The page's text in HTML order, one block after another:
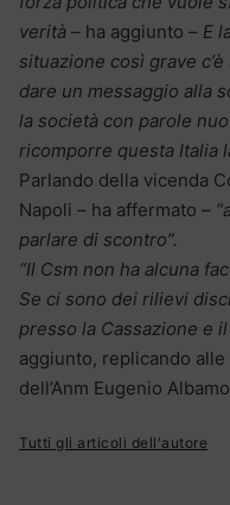
verità – ha aggiunto – E
situazione così grave
dare un messaggio alla
la società con parole
ricomporre questa Italia
Parlando della vicenda
Napoli – ha affermato –
parlare di scontro”.
“Il Csm non ha alcuna
Se ci sono dei rilievi
presso la Cassazione e
aggiunto, replicando
dell’Anm Eugenio
Tutti gli articoli dell'autore